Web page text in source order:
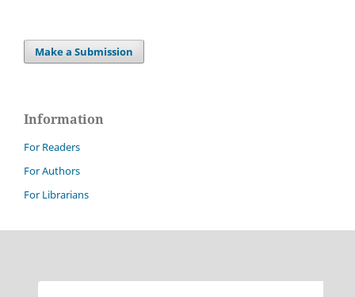
Make a Submission
Information
For Readers
For Authors
For Librarians